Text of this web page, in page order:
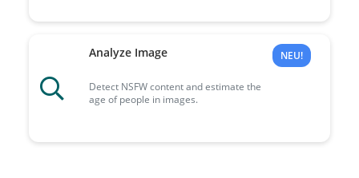
Analyze Image
Detect NSFW content and estimate the
age of people in images.
NEU!